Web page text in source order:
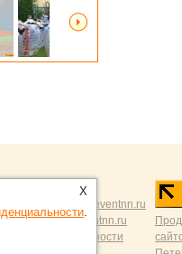
news@eventnn.ru
сайт:dmitry@eventnn.ru
конфиденциальности
X
.